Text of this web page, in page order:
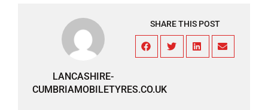
LANCASHIRE-
CUMBRIAMOBILETYRES.CO.UK
SHARE THIS POST